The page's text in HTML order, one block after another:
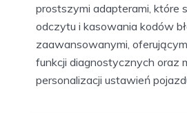
prostszymi adapterami, które
odczytu i kasowania kodów
zaawansowanymi,
funkcji diagnostycznych oraz
personalizacji ustawień